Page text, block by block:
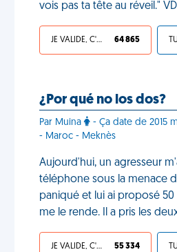
vois pas ta tête au réveil."
JE VALIDE, C'EST UNE VDM 64 865
¿Por qué no los dos?
Par Muina
- Ça date de 2015
- Maroc - Meknès
Aujourd'hui, un agresseur
téléphone sous la menace
paniqué et lui ai proposé
me le rende. Il a pris les
JE VALIDE, C'EST UNE VDM 55 334